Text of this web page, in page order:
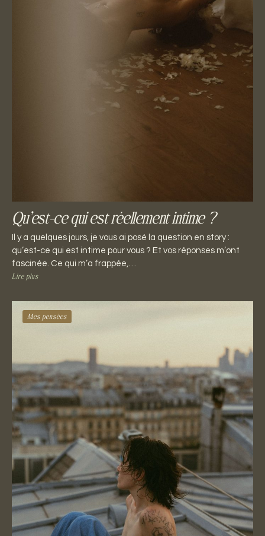
Qu’est-ce qui est réellement intime ?
Il y a quelques jours, je vous ai posé la question en story :
qu’est-ce qui est intime pour vous ? Et vos réponses m’ont
fascinée. Ce qui m’a frappée,…
Lire plus
Mes pensées